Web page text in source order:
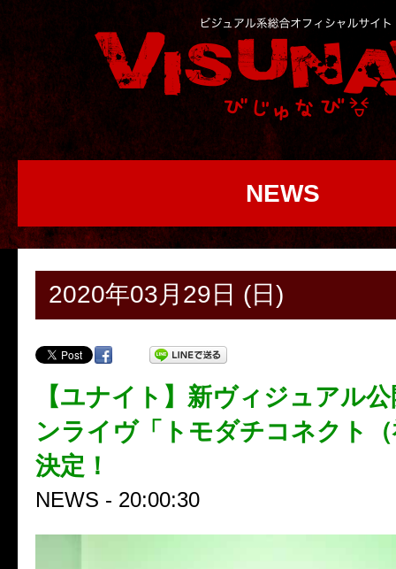
NEWS
2020年03月29日 (日)
【ユナイト】新ヴィジュアル
ンライヴ「トモダチコネクト
決定！
NEWS - 20:00:30